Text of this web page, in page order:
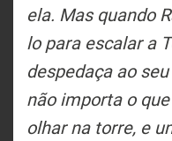
ela. Mas quando
lo para escalar a
despedaça ao
não importa o
olhar na torre, e